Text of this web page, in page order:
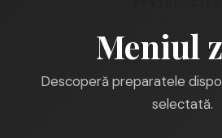
Meniul
Descoperă preparatele
selectată.